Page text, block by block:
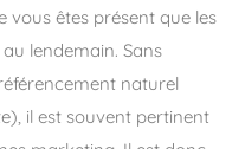
vous êtes présent que les
lendemain. Sans
naturel
il est souvent pertinent